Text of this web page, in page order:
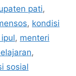
pati,
, kondisi
, menteri
,
sosial